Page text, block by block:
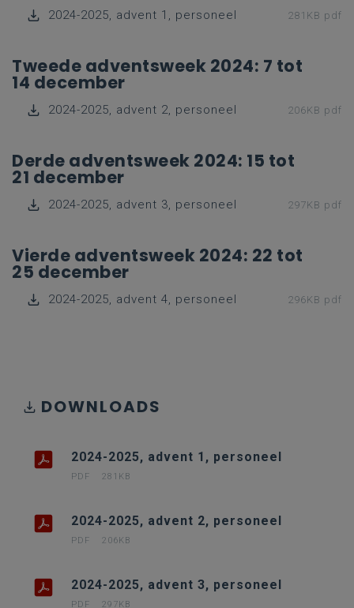
2024-2025, advent 1, personeel 281KB pdf
Tweede adventsweek 2024: 7 tot
14 december
2024-2025, advent 2, personeel 206KB pdf
Derde adventsweek 2024: 15 tot
21 december
2024-2025, advent 3, personeel 297KB pdf
Vierde adventsweek 2024: 22 tot
25 december
2024-2025, advent 4, personeel 296KB pdf
DOWNLOADS
2024-2025, advent 1, personeel
PDF 281KB
2024-2025, advent 2, personeel
PDF 206KB
2024-2025, advent 3, personeel
PDF 297KB